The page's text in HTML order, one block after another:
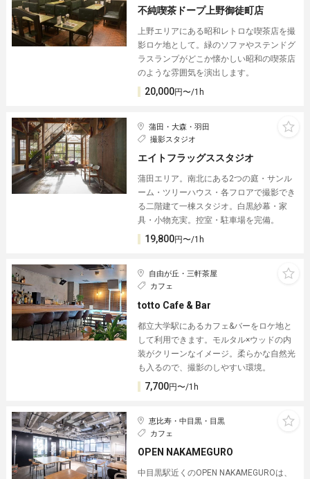
不純喫茶ドープ上野御徒町店
上野エリアにある昭和レトロな喫茶店を撮
影ロケ地として。緑のソファやステンドグ
ラスランプがどこか懐かしい昭和の喫茶店
のような雰囲気を演出します。
20,000円〜/1h
蒲田・大森・羽田
撮影スタジオ
エイトフラッグススタジオ
蒲田エリア。南北にある2つの庭・サンル
ーム・ツリーハウス・各フロアで撮影でき
る二階建て一棟スタジオ。白黒紗幕・家
具・小物充実。控室・駐車場を完備。
19,800円〜/1h
自由が丘・三軒茶屋
カフェ
totto Cafe & Bar
都立大学駅にあるカフェ&バーをロケ地と
して利用できます。モルタル×ウッドの内
装がクリーンなイメージ。柔らかな自然光
も入るので、撮影のしやすい環境。
7,700円〜/1h
恵比寿・中目黒・目黒
カフェ
OPEN NAKAMEGURO
中目黒駅近くのOPEN NAKAMEGUROは、